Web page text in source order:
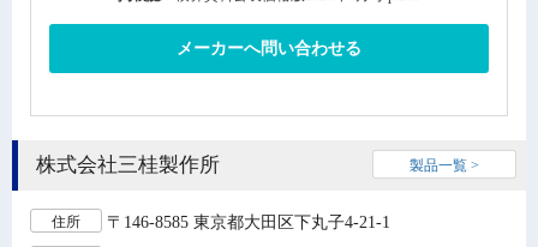
メーカーへ問い合わせる
株式会社三桂製作所 製品一覧 >
住所 〒146-8585 東京都大田区下丸子4-21-1